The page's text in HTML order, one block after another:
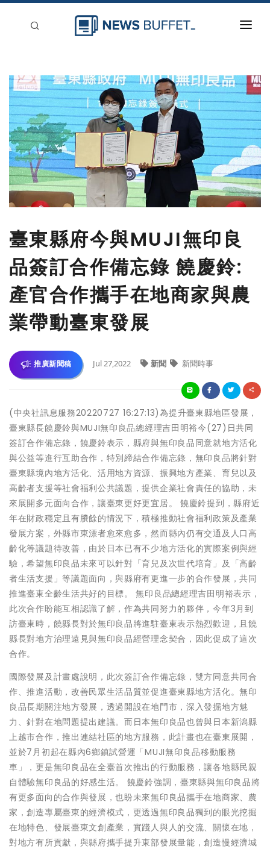
新聞稿分類
登入
刊登
臺東縣府今與MUJI無印良
品簽訂合作備忘錄 饒慶鈴:
產官合作攜手在地商家與農
業帶動臺東發展
推廣新聞稿 Jul 27,2022 新聞 新聞時事
(中央社訊息服務20220727 16:27:13)為提升臺東縣地區發展，
臺東縣長饒慶鈴與MUJI無印良品總經理吉田明裕今(27)日共同
簽訂合作備忘錄，饒慶鈴表示，縣府與無印良品同意就地方活化
與公益等進行互助合作，特別締結合作備忘錄，無印良品將針對
臺東縣境內地方活化、活用地方資源、振興地方產業、育兒以及
高齡者支援等社會福利公共議題，提供企業社會責任的協助，未
來展開多元面向合作，讓臺東更好更宜居。 饒慶鈴提到，縣府近
年在財政穩定且有賸餘的情況下，積極推動社會福利政策及產業
發展方案，外縣市東漂者愈來愈多，然而縣內仍有交通及人口高
齡化等議題待改善，由於日本已有不少地方活化的實際案例與經
驗，希望無印良品未來可以針對「育兒及次世代培育」及「高齡
者生活支援」等議題面向，與縣府有更進一步的合作發展，共同
推進臺東全齡生活共好的目標。 無印良品總經理吉田明裕表示，
此次合作盼能互相認識了解，作為共同努力的夥伴，今年3月到
訪臺東時，饒縣長對於無印良品將進駐臺東表示熱烈歡迎，且饒
縣長對地方治理遠見與無印良品經營理念契合，因此促成了這次
合作。
國際發展及計畫處說明，此次簽訂合作備忘錄，雙方同意共同合
作、推進活動，改善民眾生活品質並促進臺東縣地方活化。無印
良品長期關注地方發展，透過開設在地門市，深入發掘地方魅
力、針對在地問題提出建議。而日本無印良品也曾與日本新潟縣
上越市合作，推出連結社區的地方服務，此計畫也在臺東展開，
並於7月初起在縣內6鄉鎮試營運「MUJI無印良品移動服務
車」，更是無印良品在全臺首次推出的行動服務，讓各地縣民親
自體驗無印良品的好感生活。 饒慶鈴強調，臺東縣與無印良品將
有更多面向的合作與發展，也盼未來無印良品攜手在地商家、農
家，創造專屬臺東的經濟模式，更透過無印良品獨到的眼光挖掘
在地特色、發展臺東文創產業，實踐人與人的交流、關懷在地，
對地方有所貢獻，與縣府攜手提升東部發展量能，創造慢經濟城